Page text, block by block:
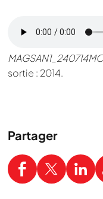
sortie : 2014.
Partager